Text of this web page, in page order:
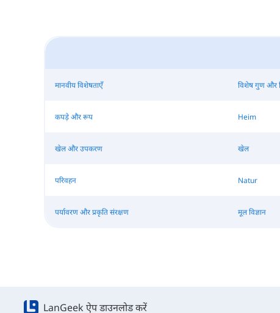
मानवीय विशेषताएँ विशेष गुण और
कपड़े और रूप Heim
खेल और उपकरण खेल
परिवहन Natur
पर्यावरण और प्रकृति संरक्षण मूल विज्ञान
LanGeek ऐप डाउनलोड करें